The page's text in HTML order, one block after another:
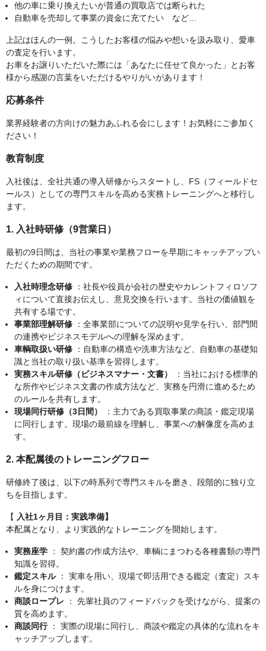
他の車に乗り換えたいが普通の買取店では断られた
自動車を売却して事業の資金に充てたい など…
上記はほんの一例。こうしたお客様の悩みや想いを汲み取り、愛車
の査定を行います。
お車をお譲りいただいた際には「あなたに任せて良かった」とお客
様から感謝の言葉をいただけるやりがいがあります！
応募条件
業界経験者の方向けの魅力あふれる会にします！お気軽にご参加く
ださい！
教育制度
入社後は、全社共通の導入研修からスタートし、FS（フィールドセ
ールス）としての専門スキルを高める実務トレーニングへと移行し
ます。
1. 入社時研修（9営業日）
最初の9日間は、当社の事業や業務フローを早期にキャッチアップい
ただくための期間です。
入社時理念研修 ：社長や役員が会社の歴史やカレントフィロソフ
ィについて直接お伝えし、意見交換を行います。当社の価値観を
共有する場です。
事業部理解研修 ：全事業部についての説明や見学を行い、部門間
の連携やビジネスモデルへの理解を深めます。
車輌取扱い研修 ：自動車の構造や洗車方法など、自動車の基礎知
識と当社の取り扱い基準を習得します。
実務スキル研修（ビジネスマナー・文書）
：当社における標準的
な所作やビジネス文書の作成方法など、実務を円滑に進めるため
のルールを共有します。
現場同行研修（3日間）
：主力である買取事業の商談・鑑定現場
に同行します。現場の最前線を理解し、事業への解像度を高めま
す。
2. 本配属後のトレーニングフロー
研修終了後は、以下の時系列で専門スキルを磨き、段階的に独り立
ちを目指します。
【 入社1ヶ月目：実践準備】
本配属となり、より実践的なトレーニングを開始します。
実務座学 ： 契約書の作成方法や、車輌にまつわる各種書類の専門
知識を習得。
鑑定スキル： 実車を用い、現場で即活用できる鑑定（査定）スキ
ルを身につけます。
商談ロープレ ： 先輩社員のフィードバックを受けながら、提案の
質を高めます。
商談同行： 実際の現場に同行し、商談や鑑定の具体的な流れをキ
ャッチアップします。